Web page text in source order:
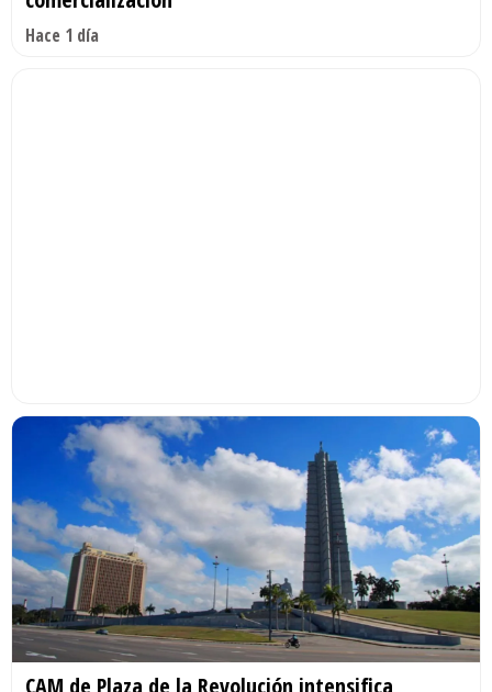
Hace 1 día
CAM de Plaza de la Revolución intensifica